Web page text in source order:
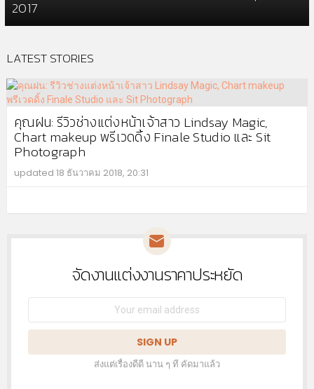
2017
LATEST STORIES
คุณฝน: รีวิวช่างแต่งหน้าเจ้าสาว Lindsay Magic,
Chart makeup พรีเวดดิ้ง Finale Studio และ Sit
Photograph
updated 18 ธันวาคม 2018, 20:31
NEWSLETTERจัดงานแต่งงานราคาประหยัด
Email
ส่งแต่เรื่องดีดี นาน ๆ ที คัดมาแล้ว